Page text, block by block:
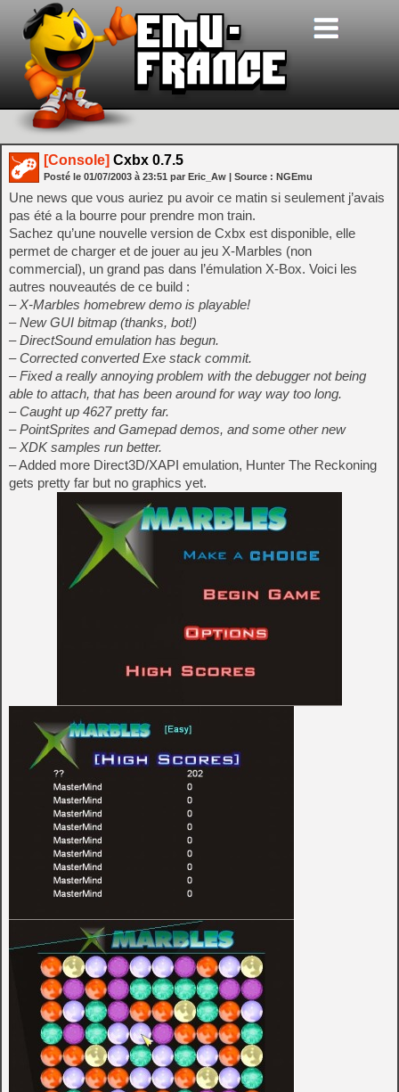
[Console] Cxbx 0.7.5
Posté le 01/07/2003 à 23:51 par Eric_Aw | Source : NGEmu
Une news que vous auriez pu avoir ce matin si seulement j’avais
pas été a la bourre pour prendre mon train.
Sachez qu’une nouvelle version de Cxbx est disponible, elle
permet de charger et de jouer au jeu X-Marbles (non
commercial), un grand pas dans l’émulation X-Box. Voici les
autres nouveautés de ce build :
– X-Marbles homebrew demo is playable!
– New GUI bitmap (thanks, bot!)
– DirectSound emulation has begun.
– Corrected converted Exe stack commit.
– Fixed a really annoying problem with the debugger not being
able to attach, that has been around for way way too long.
– Caught up 4627 pretty far.
– PointSprites and Gamepad demos, and some other new
– XDK samples run better.
– Added more Direct3D/XAPI emulation, Hunter The Reckoning
gets pretty far but no graphics yet.